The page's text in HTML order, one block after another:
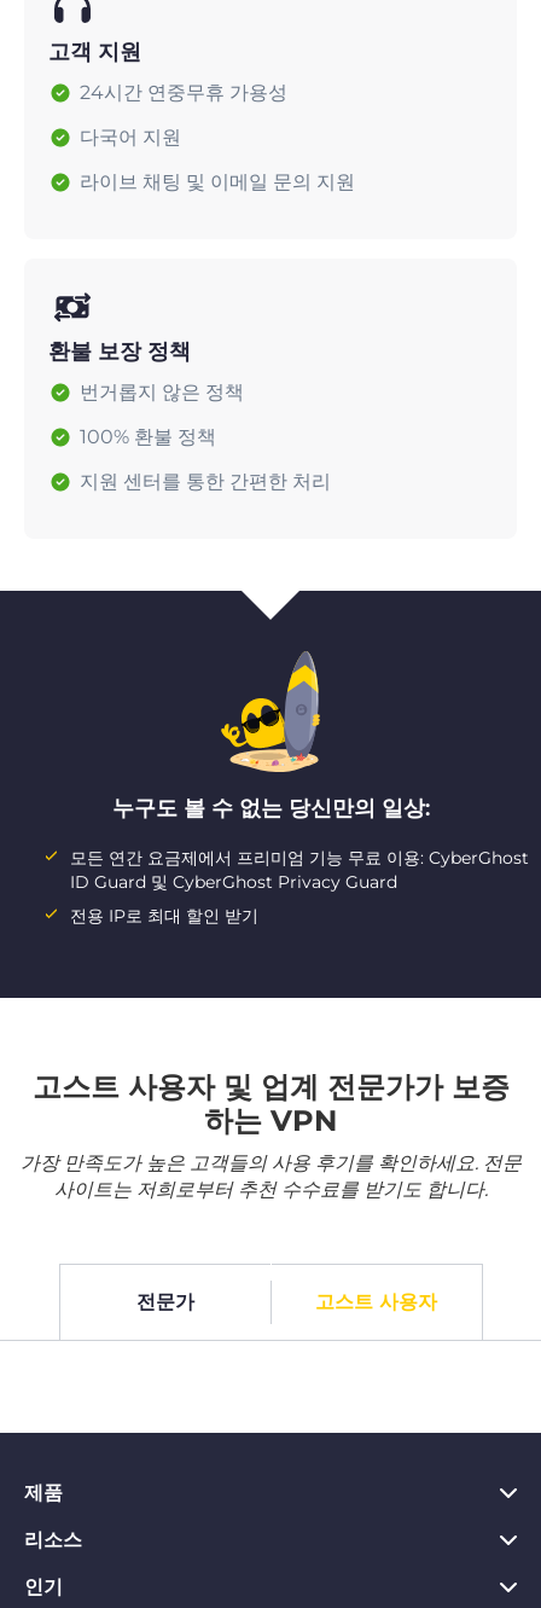
고객 지원
24시간 연중무휴 가용성
다국어 지원
라이브 채팅 및 이메일 문의 지원
환불 보장 정책
번거롭지 않은 정책
100% 환불 정책
지원 센터를 통한 간편한 처리
누구도 볼 수 없는 당신만의 일상:
모든 연간 요금제에서 프리미엄 기능 무료 이용: CyberGhost
ID Guard 및 CyberGhost Privacy Guard
전용 IP로 최대 할인 받기
고스트 사용자 및 업계 전문가가 보증
하는 VPN
가장 만족도가 높은 고객들의 사용 후기를 확인하세요. 전문
사이트는 저희로부터 추천 수수료를 받기도 합니다.
전문가 고스트 사용자
제품
PC용 VPN
Chrome용 VPN
리소스
VPN이란?
인기